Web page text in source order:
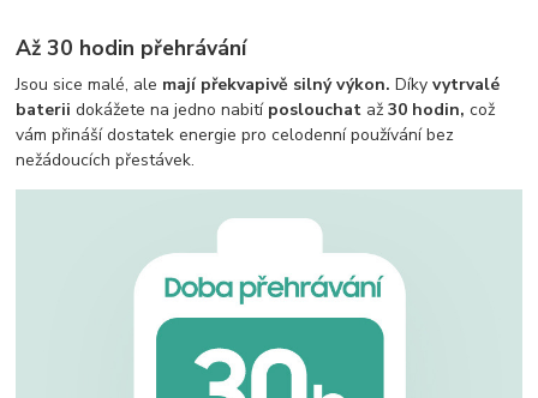
Až 30 hodin přehrávání
Jsou sice malé, ale mají překvapivě silný výkon. Díkyvytrvalé
baterii dokážete na jedno nabití poslouchat až30 hodin, což
vám přináší dostatek energie pro celodenní používání bez
nežádoucích přestávek.